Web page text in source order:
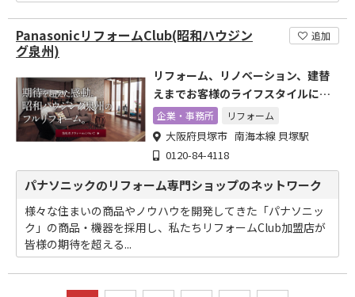
PanasonicリフォームClub(昭和ハウジン
グ泉州)
追加
リフォーム、リノベーション、建替
えまでお客様のライフスタイルに合
ったご提案を
企業・事務所 リフォーム
大阪府貝塚市 南海本線 貝塚駅
0120-84-4118
パナソニックのリフォーム専門ショップのネットワーク
様々な住まいの商品やノウハウを開発してきた「パナソニッ
ク」の商品・機器を採用し、私たちリフォームClub加盟店が
皆様の期待を超える...